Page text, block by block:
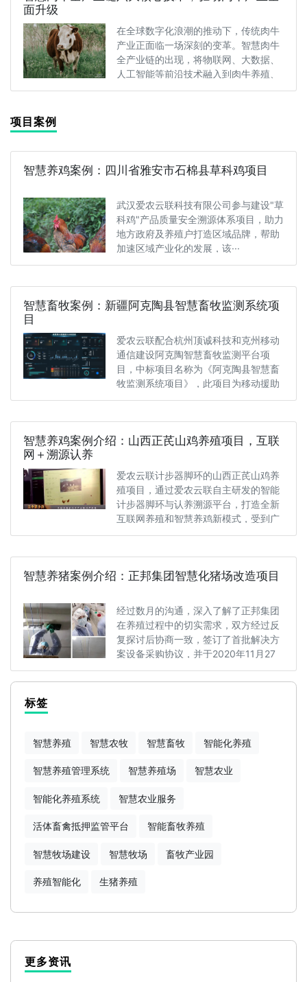
面升级
在全球数字化浪潮的推动下，传统肉牛
产业正面临一场深刻的变革。智慧肉牛
全产业链的出现，将物联网、大数据、
人工智能等前沿技术融入到肉牛养殖、
饲···
项目案例
智慧养鸡案例：四川省雅安市石棉县草科鸡项目
武汉爱农云联科技有限公司参与建设"草
科鸡"产品质量安全溯源体系项目，助力
地方政府及养殖户打造区域品牌，帮助
加速区域产业化的发展，该···
智慧畜牧案例：新疆阿克陶县智慧畜牧监测系统项
目
爱农云联配合杭州顶诚科技和克州移动
通信建设阿克陶智慧畜牧监测平台项
目，中标项目名称为《阿克陶县智慧畜
牧监测系统项目》，此项目为移动援助
建设···
智慧养鸡案例介绍：山西正芪山鸡养殖项目，互联
网＋溯源认养
爱农云联计步器脚环的山西正芪山鸡养
殖项目，通过爱农云联自主研发的智能
计步器脚环与认养溯源平台，打造全新
互联网养殖和智慧养鸡新模式，受到广
泛···
智慧养猪案例介绍：正邦集团智慧化猪场改造项目
经过数月的沟通，深入了解了正邦集团
在养殖过程中的切实需求，双方经过反
复探讨后协商一致，签订了首批解决方
案设备采购协议，并于2020年11月27
日全···
标签
智慧养殖 智慧农牧 智慧畜牧 智能化养殖
智慧养殖管理系统 智慧养殖场 智慧农业
智能化养殖系统 智慧农业服务
活体畜禽抵押监管平台 智能畜牧养殖
智慧牧场建设 智慧牧场 畜牧产业园
养殖智能化 生猪养殖
更多资讯